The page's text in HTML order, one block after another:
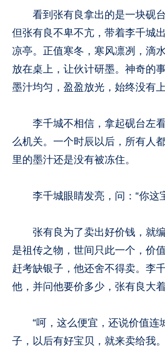
看到张有良拿出的是一块砚台
但张有良不卑不亢，带着李千城
凉亭。正值寒冬，寒风凛冽，滴
放在桌上，让伙计研墨。神奇的
墨汁均匀，盈盈放光，始终没有上
李千城不相信，拿起砚台左看
么机关。一个时辰以后，所有人
里的墨汁还是没有被冻住。
李千城眼睛发亮，问：“你这
张有良为了卖出好价钱，就编
是祖传之物，世间只此一个，价
赶考缺银子，他还舍不得卖。李
他，并问他要价多少，张有良大
“呵，这么便宜，还说价值连
子，以后有好宝贝，就来卖给我